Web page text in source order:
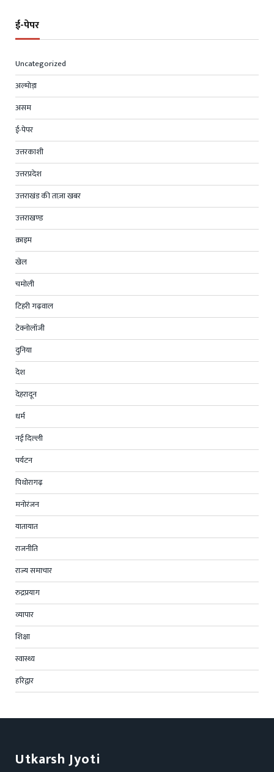
ई-पेपर
Uncategorized
अल्मोड़ा
असम
ई-पेपर
उत्तरकाशी
उत्तरप्रदेश
उत्तराखंड की ताज़ा खबर
उत्तराखण्ड
क्राइम
खेल
चमोली
टिहरी गढ़वाल
टेक्नोलॉजी
दुनिया
देश
देहरादून
धर्म
नई दिल्ली
पर्यटन
पिथोरागढ़
मनोरंजन
यातायात
राजनीति
राज्य समाचार
रुद्रप्रयाग
व्यापार
शिक्षा
स्वास्थ्य
हरिद्वार
Utkarsh Jyoti